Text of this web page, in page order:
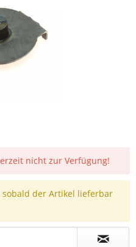
nicht zur Verfügung!
sobald der Artikel lieferbar